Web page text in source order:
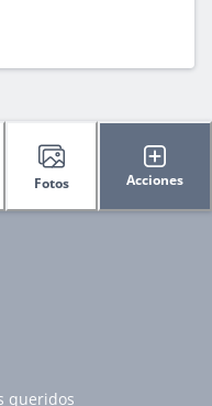
Fotos Acciones
queridos